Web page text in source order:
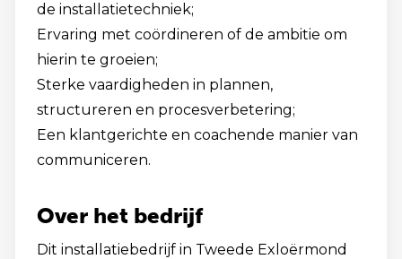
de installatietechniek;
Ervaring met coördineren of de ambitie om
hierin te groeien;
Sterke vaardigheden in plannen,
structureren en procesverbetering;
Een klantgerichte en coachende manier van
communiceren.
Over het bedrijf
Dit installatiebedrijf in Tweede Exloërmond